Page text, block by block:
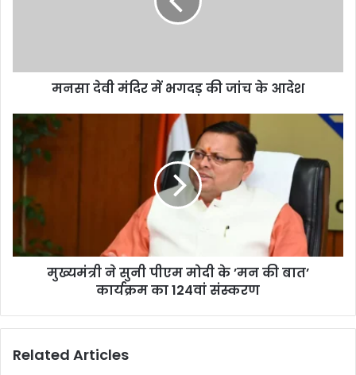
मनसा देवी मंदिर में भगदड़ की जांच के आदेश
मुख्यमंत्री ने सुनी पीएम मोदी के ’मन की बात’
कार्यक्रम का 124वां संस्करण
Related Articles